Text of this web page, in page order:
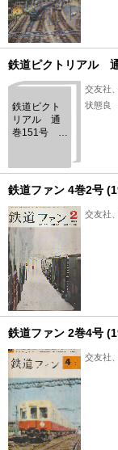
鉄道ピクトリアル
鉄道ピクト
リアル 通
巻151号 巻
交友社
状態良
鉄道ファン 4巻2号
交友社
鉄道ファン 2巻4号
交友社